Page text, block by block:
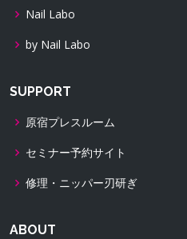
Nail Labo
by Nail Labo
SUPPORT
原宿プレスルーム
セミナー予約サイト
修理・ニッパー刃研ぎ
ABOUT